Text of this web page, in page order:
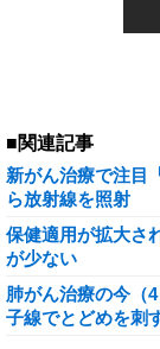
■関連記事
新がん治療で注目
ら放射線を照射
保健適用が拡大さ
が少ない
肺がん治療の今（
子線でとどめを刺